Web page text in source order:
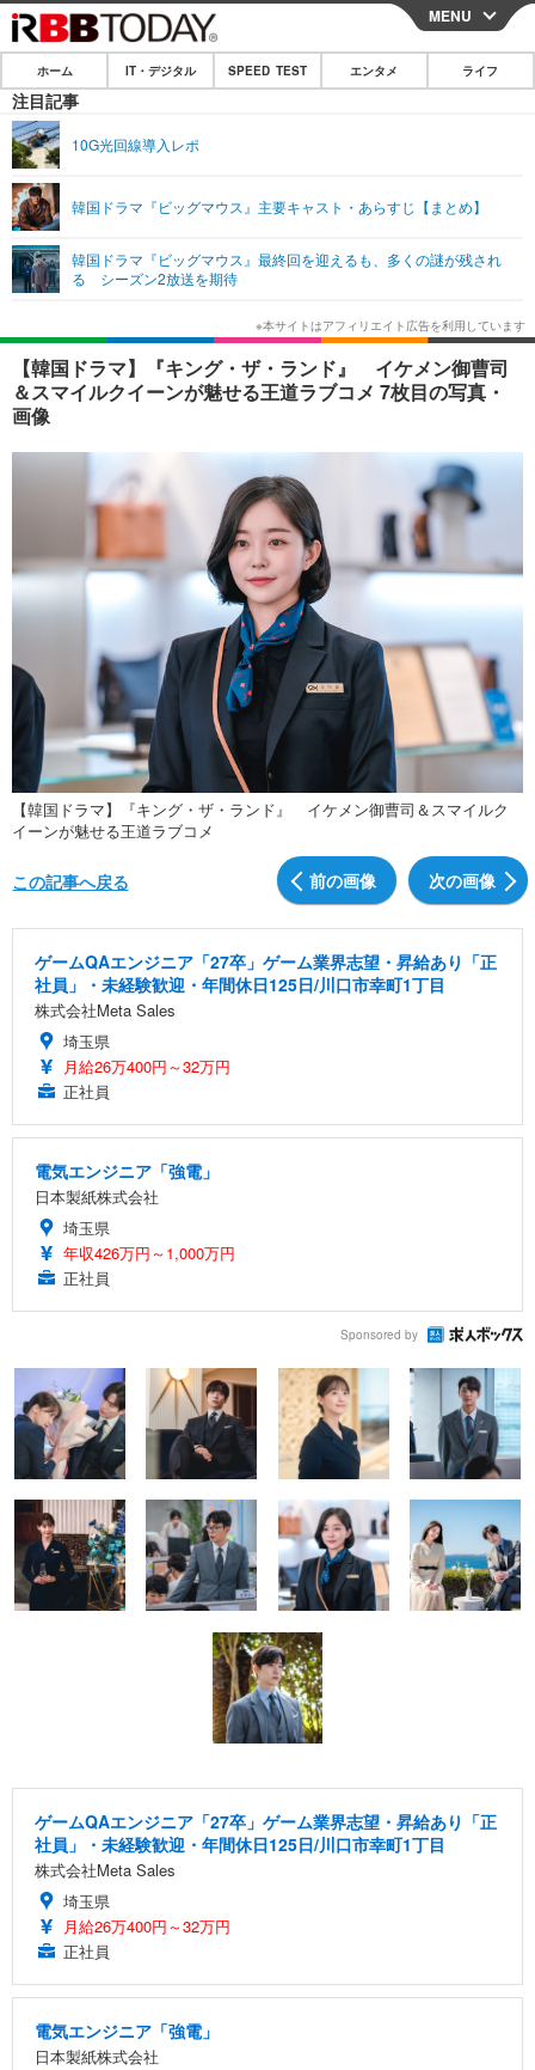
CLOSE
ホーム
IT・デジタル
ショッピング その他
SPEED TEST
エンタメ
エンタメTOP
韓国・芸能
音楽 スポーツ
ショッピング
ライフ
ライフTOP グルメ
ペット ショッピング
リリース一覧
プッシュ通知の停止方法
MENU
ホーム IT・デジタル SPEED TEST エンタメ ライフ
注目記事
10G光回線導入レポ
韓国ドラマ『ビッグマウス』主要キャスト・あらすじ【まとめ】
韓国ドラマ『ビッグマウス』最終回を迎えるも、多くの謎が残され
る シーズン2放送を期待
【韓国ドラマ】『キング・ザ・ランド』 イケメン御曹司
＆スマイルクイーンが魅せる王道ラブコメ 7枚目の写真・
画像
【韓国ドラマ】『キング・ザ・ランド』 イケメン御曹司＆スマイルク
イーンが魅せる王道ラブコメ
前の画像 次の画像
この記事へ戻る
ゲームQAエンジニア「27卒」ゲーム業界志望・昇給あり「正
社員」・未経験歓迎・年間休日125日/川口市幸町1丁目
株式会社Meta Sales
埼玉県
月給26万400円～32万円
正社員
電気エンジニア「強電」
日本製紙株式会社
埼玉県
年収426万円～1,000万円
正社員
Sponsored by
ゲームQAエンジニア「27卒」ゲーム業界志望・昇給あり「正
社員」・未経験歓迎・年間休日125日/川口市幸町1丁目
株式会社Meta Sales
埼玉県
月給26万400円～32万円
正社員
電気エンジニア「強電」
日本製紙株式会社